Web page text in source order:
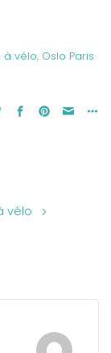
à vélo, Oslo Paris
vélo